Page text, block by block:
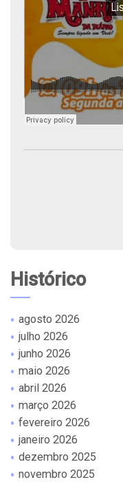
Histórico
agosto 2026
julho 2026
junho 2026
maio 2026
abril 2026
março 2026
fevereiro 2026
janeiro 2026
dezembro 2025
novembro 2025